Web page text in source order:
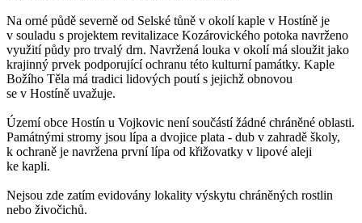
Na orné půdě severně od Selské tůně v okolí kaple v Hostíně je
v souladu s projektem revitalizace Kozárovického potoka navrženo
využití půdy pro trvalý drn. Navržená louka v okolí má sloužit jako
krajinný prvek podporující ochranu této kulturní památky. Kaple
Božího Těla má tradici lidových poutí s jejichž obnovou
se v Hostíně uvažuje.
Území obce Hostín u Vojkovic není součástí žádné chráněné oblasti.
Památnými stromy jsou lípa a dvojice plata - dub v zahradě školy,
k ochraně je navržena první lípa od křižovatky v lipové aleji
ke kapli.
Nejsou zde zatím evidovány lokality výskytu chráněných rostlin
nebo živočichů.